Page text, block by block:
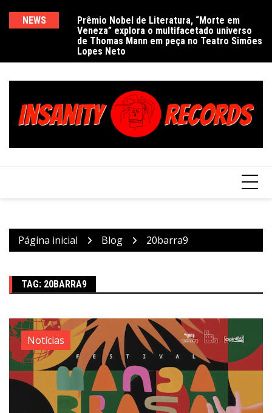
NEWS
Prêmio Nobel de Literatura, “Morte em
Veneza” explora o multifacetado universo
de Thomas Mann em peça no Teatro Simões
Lopes Neto
Página inicial Blog 20barra9
TAG: 20BARRA9
Notícias